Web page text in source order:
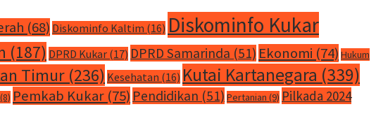
(68) Diskominfo Kaltim (16) Diskominfo Kukar
(187) DPRD Kukar (17) DPRD Samarinda (51) Ekonomi (74) Hukum
Timur (236) Kesehatan (16) Kutai Kartanegara (339)
Pemkab Kukar (75) Pendidikan (51) Pertanian (9) Pilkada 2024